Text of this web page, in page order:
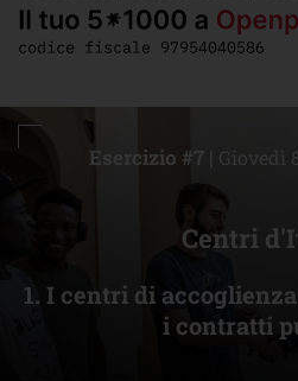
Centri
1. I centri di
i contratti
Esercizio #7 | Giovedì